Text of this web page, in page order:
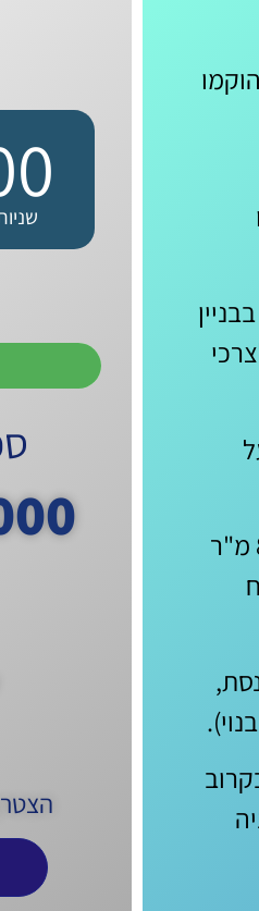
בהשגחה פרטית, נוצרה הזדמנות לרכישת שטח בעל 800 מ"ר
כנסת,
ובקרוב